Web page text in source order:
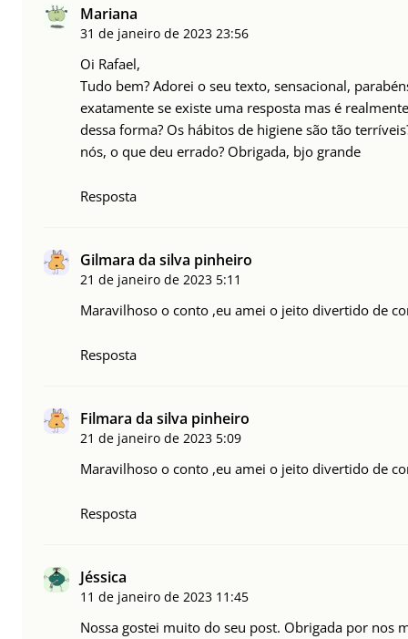
Mariana
31 de janeiro de 2023 23:56
Oi Rafael,
Tudo bem? Adorei o seu texto, sensacional,
exatamente se existe uma resposta mas é
dessa forma? Os hábitos de higiene são tão
nós, o que deu errado? Obrigada, bjo grande
Resposta
Gilmara da silva pinheiro
21 de janeiro de 2023 5:11
Maravilhoso o conto ,eu amei o jeito divertido de
Resposta
Filmara da silva pinheiro
21 de janeiro de 2023 5:09
Maravilhoso o conto ,eu amei o jeito divertido de
Resposta
Jéssica
11 de janeiro de 2023 11:45
Nossa gostei muito do seu post. Obrigada por nos